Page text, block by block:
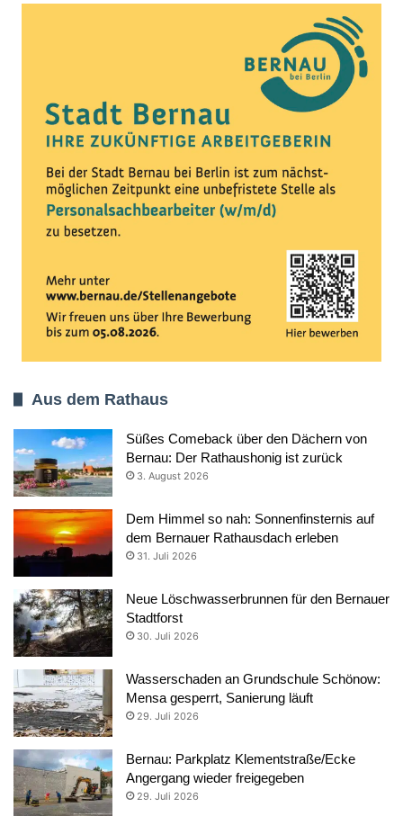
Aus dem Rathaus
Süßes Comeback über den Dächern von
Bernau: Der Rathaushonig ist zurück
3. August 2026
Dem Himmel so nah: Sonnenfinsternis auf
dem Bernauer Rathausdach erleben
31. Juli 2026
Neue Löschwasserbrunnen für den Bernauer
Stadtforst
30. Juli 2026
Wasserschaden an Grundschule Schönow:
Mensa gesperrt, Sanierung läuft
29. Juli 2026
Bernau: Parkplatz Klementstraße/Ecke
Angergang wieder freigegeben
29. Juli 2026